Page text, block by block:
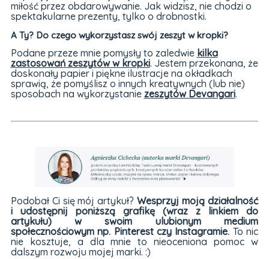
miłość przez obdarowywanie. Jak widzisz, nie chodzi o
spektakularne prezenty, tylko o drobnostki.
A Ty? Do czego wykorzystasz swój zeszyt w kropki?
Podane przeze mnie pomysły to zaledwie kilka
zastosowań zeszytów w kropki. Jestem przekonana, że
doskonały papier i piękne ilustracje na okładkach
sprawią, że pomyślisz o innych kreatywnych (lub nie)
sposobach na wykorzystanie zeszytów Devangari.
Podobał Ci się mój artykuł?Wesprzyj moją działalność
i udostępnij poniższą grafikę (wraz z linkiem do
artykułu) w swoim ulubionym medium
społecznościowym np. Pinterest czy Instagramie. To nic
nie kosztuje, a dla mnie to nieoceniona pomoc w
dalszym rozwoju mojej marki. :)